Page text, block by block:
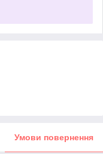
Умови повернення